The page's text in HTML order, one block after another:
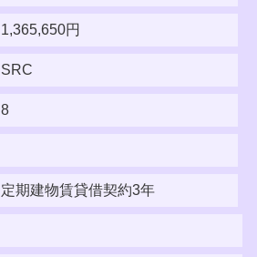
1,365,650円
SRC
8
定期建物賃貸借契約3年